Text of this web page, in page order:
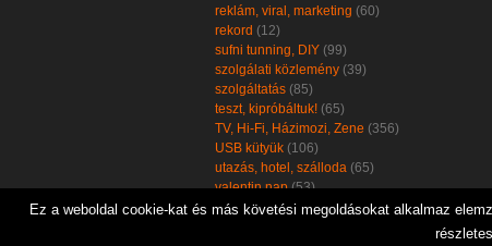
reklám, viral, marketing (60)
rekord (12)
sufni tunning, DIY (99)
szolgálati közlemény (39)
szolgáltatás (85)
teszt, kipróbáltuk! (65)
TV, Hi-Fi, Házimozi, Zene (356)
USB kütyük (106)
utazás, hotel, szálloda (65)
valentin nap(53)
zöld, öko, környezetbarát(102)
Ez a weboldal cookie-kat és más követési megoldásokat alkalmaz